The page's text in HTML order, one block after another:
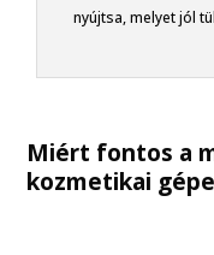
nyújtsa, melyet jól
Miért fontos a
kozmetikai